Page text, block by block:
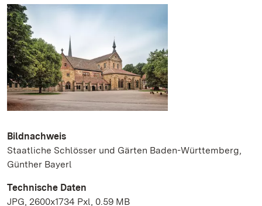
Bildnachweis
Staatliche Schlösser und Gärten Baden-Württemberg,
Günther Bayerl
Technische Daten
JPG, 2600x1734 Pxl, 0.59 MB